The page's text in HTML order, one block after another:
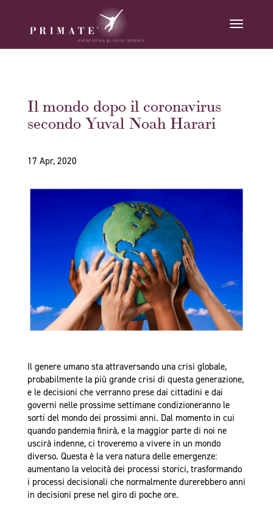
Il mondo dopo il coronavirus
secondo Yuval Noah Harari
17 Apr, 2020
Il genere umano sta attraversando una crisi globale,
probabilmente la più grande crisi di questa generazione,
e le decisioni che verranno prese dai cittadini e dai
governi nelle prossime settimane condizioneranno le
sorti del mondo dei prossimi anni. Dal momento in cui
quando pandemia finirà, e la maggior parte di noi ne
uscirà indenne, ci troveremo a vivere in un mondo
diverso. Questa è la vera natura delle emergenze:
aumentano la velocità dei processi storici, trasformando
i processi decisionali che normalmente durerebbero anni
in decisioni prese nel giro di poche ore.